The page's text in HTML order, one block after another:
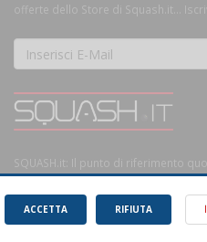
offerte dello Store di Squash.it...
SQUASH.it: Il punto di riferimento
RIFIUTA
ACCETTA